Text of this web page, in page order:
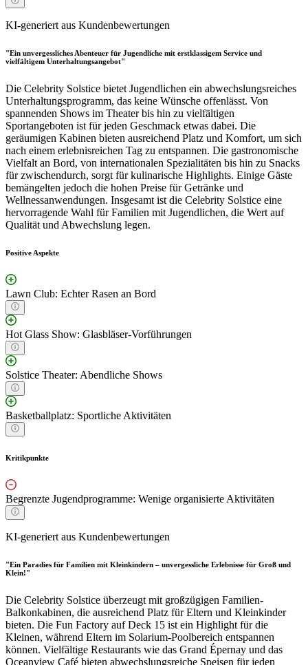
KI-generiert aus Kundenbewertungen
"Ein unvergessliches Abenteuer für Jugendliche mit erstklassigem Service und
vielfältigem Unterhaltungsangebot"
Die Celebrity Solstice bietet Jugendlichen ein abwechslungsreiches
Unterhaltungsprogramm, das keine Wünsche offenlässt. Von
spannenden Shows im Theater bis hin zu vielfältigen
Sportangeboten ist für jeden Geschmack etwas dabei. Die
geräumigen Kabinen bieten ausreichend Platz und Komfort, um sich
nach einem erlebnisreichen Tag zu entspannen. Die gastronomische
Vielfalt an Bord, von internationalen Spezialitäten bis hin zu Snacks
für zwischendurch, sorgt für kulinarische Highlights. Einige Gäste
bemängelten jedoch die hohen Preise für Getränke und
Wellnessanwendungen. Insgesamt ist die Celebrity Solstice eine
hervorragende Wahl für Familien mit Jugendlichen, die Wert auf
Qualität und Abwechslung legen.
Positive Aspekte
Lawn Club: Echter Rasen an Bord
Hot Glass Show: Glasbläser-Vorführungen
Solstice Theater: Abendliche Shows
Basketballplatz: Sportliche Aktivitäten
Kritikpunkte
Begrenzte Jugendprogramme: Wenige organisierte Aktivitäten
KI-generiert aus Kundenbewertungen
"Ein Paradies für Familien mit Kleinkindern – unvergessliche Erlebnisse für Groß und
Klein!"
Die Celebrity Solstice überzeugt mit großzügigen Familien-
Balkonkabinen, die ausreichend Platz für Eltern und Kleinkinder
bieten. Die Fun Factory auf Deck 15 ist ein Highlight für die
Kleinen, während Eltern im Solarium-Poolbereich entspannen
können. Vielfältige Restaurants wie das Grand Épernay und das
Oceanview Café bieten abwechslungsreiche Speisen für jeden